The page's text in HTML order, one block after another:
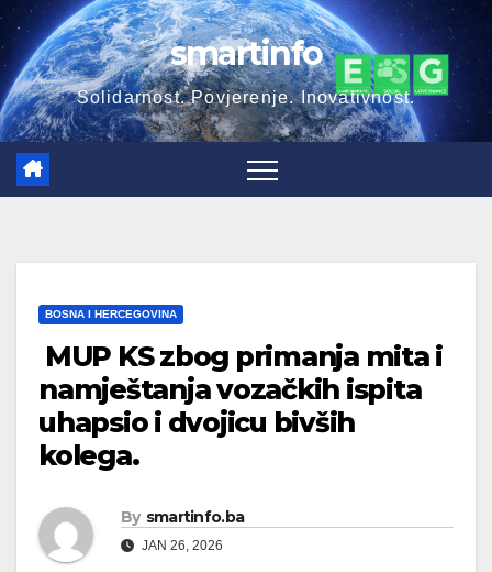
Skip
to
content
smartinfo
Solidarnost. Povjerenje. Inovativnost.
BOSNA I HERCEGOVINA
MUP KS zbog primanja mita i
namještanja vozačkih ispita
uhapsio i dvojicu bivših
kolega.
By smartinfo.ba
JAN 26, 2026